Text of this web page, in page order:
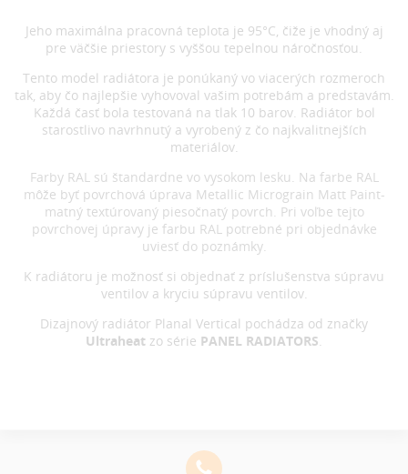
Jeho maximálna pracovná teplota je 95°C, čiže je vhodný aj
pre väčšie priestory s vyššou tepelnou náročnosťou.
Tento model radiátora je ponúkaný vo viacerých rozmeroch
tak, aby čo najlepšie vyhovoval vašim potrebám a predstavám.
Každá časť bola testovaná na tlak 10 barov. Radiátor bol
starostlivo navrhnutý a vyrobený z čo najkvalitnejších
materiálov.
Farby RAL sú štandardne vo vysokom lesku. Na farbe RAL
môže byť povrchová úprava Metallic Micrograin Matt Paint-
matný textúrovaný piesočnatý povrch. Pri voľbe tejto
povrchovej úpravy je farbu RAL potrebné pri objednávke
uviesť do poznámky.
K radiátoru je možnosť si objednať z príslušenstva súpravu
ventilov a kryciu súpravu ventilov.
Dizajnový radiátor Planal Vertical pochádza od značky
Ultraheat zo série PANEL RADIATORS.